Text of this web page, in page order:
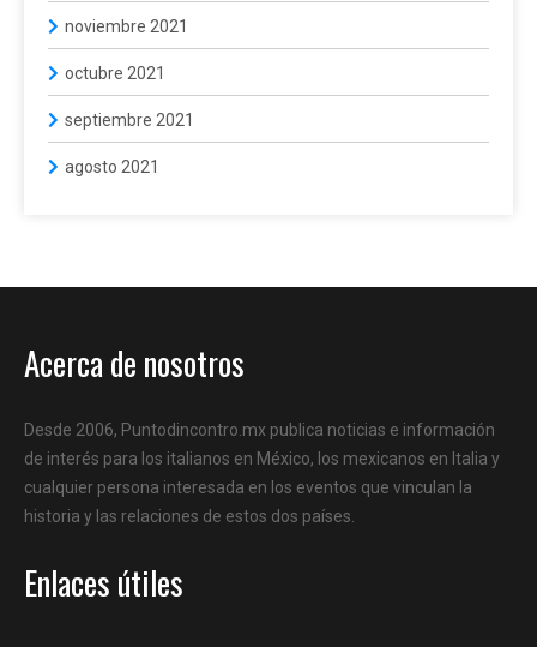
noviembre 2021
octubre 2021
septiembre 2021
agosto 2021
Acerca de nosotros
Desde 2006, Puntodincontro.mx publica noticias e información
de interés para los italianos en México, los mexicanos en Italia y
cualquier persona interesada en los eventos que vinculan la
historia y las relaciones de estos dos países.
Enlaces útiles